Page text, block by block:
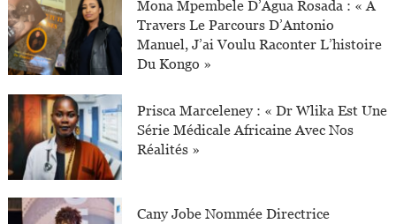
Mona Mpembele D’Agua Rosada : « À
Travers Le Parcours D’Antonio
Manuel, J’ai Voulu Raconter L’histoire
Du Kongo »
Prisca Marceleney : « Dr Wlika Est Une
Série Médicale Africaine Avec Nos
Réalités »
Cany Jobe Nommée Directrice